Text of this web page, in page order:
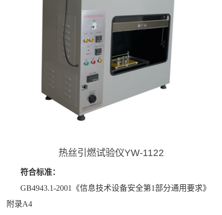
热丝引燃试验仪YW-1122
符合标准：
GB4943.1-2001《信息技术设备安全第1部分通用要求》
附录A4